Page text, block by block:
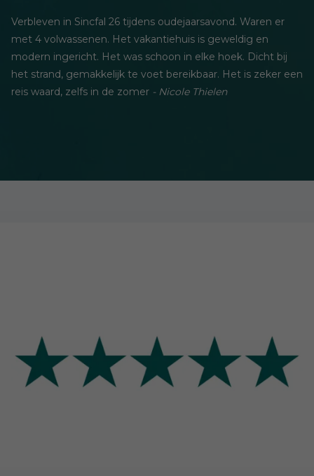
Verbleven in Sincfal 26 tijdens oudejaarsavond. Waren er
met 4 volwassenen. Het vakantiehuis is geweldig en
modern ingericht. Het was schoon in elke hoek. Dicht bij
het strand, gemakkelijk te voet bereikbaar. Het is zeker een
reis waard, zelfs in de zomer - Nicole Thielen